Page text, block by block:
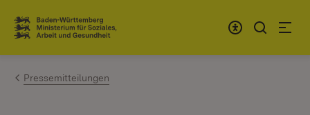
Zum Inhalt springen
Link zur Startseite
Pressemitteilungen